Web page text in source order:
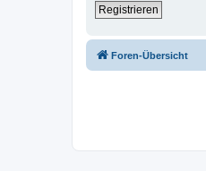
Registrieren
Foren-Übersicht